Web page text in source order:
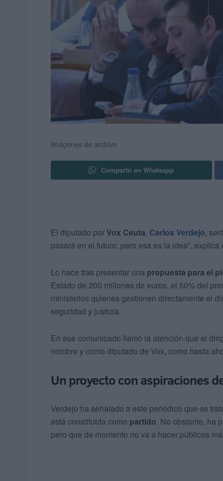
Imágenes de archivo
Compartir en Whatsapp
El diputado porVox Ceuta, Carlos Verdejo,
pasará en el futuro, pero esa es la idea”,
Lo hace tras presentar una propuesta para el
Estado de 200 millones de euros, el 50% del
ministerios quienes gestionen directamente el
seguridad y justicia.
En ese comunicado llamó la atención que el
nombre y como diputado de Vox, como hasta
Un proyecto con aspiraciones
Verdejo ha señalado a este periódico que se
está constituida como partido. No obstante, ha
pero que de momento no va a hacer públicos